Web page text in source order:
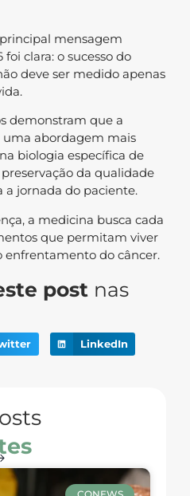
mensagem
clara: o sucesso do
deve ser medido apenas
demonstram que a
abordagem mais
biologia específica de
da qualidade
a jornada do paciente.
a medicina busca cada
que permitam viver
enfrentamento do câncer.
post nas
LinkedIn